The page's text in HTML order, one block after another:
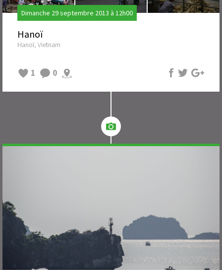
Dimanche 29 septembre 2013 à 12h00
Hanoï
Hanoï, Vietnam
1 0